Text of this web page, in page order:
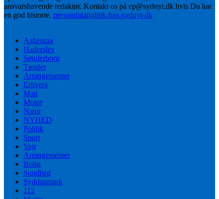
ansvarshavende redaktør. Kontakt os på ep@sydnyt.dk hvis Du har
en god historie. persondatapolitik-hos-sydnyt-dk
Aabenraa
Haderslev
Sønderborg
Tønder
Arrangementer
Erhverv
Mad
Motor
Natur
NYHED
Politik
Sport
Vejr
Arrangementer
Bolig
Sundhed
Syddanmark
112